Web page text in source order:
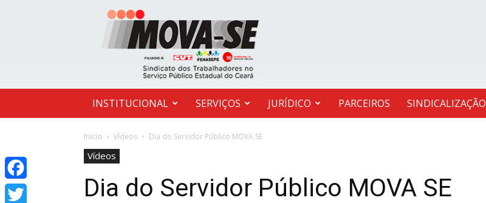
MOVA-
SE
INSTITUCIONAL SERVIÇOS JURÍDICO PARCEIROS SINDICALIZAÇÃO
Início Vídeos Dia do Servidor Público MOVA SE
Vídeos
Dia do Servidor Público MOVA SE
Facebook